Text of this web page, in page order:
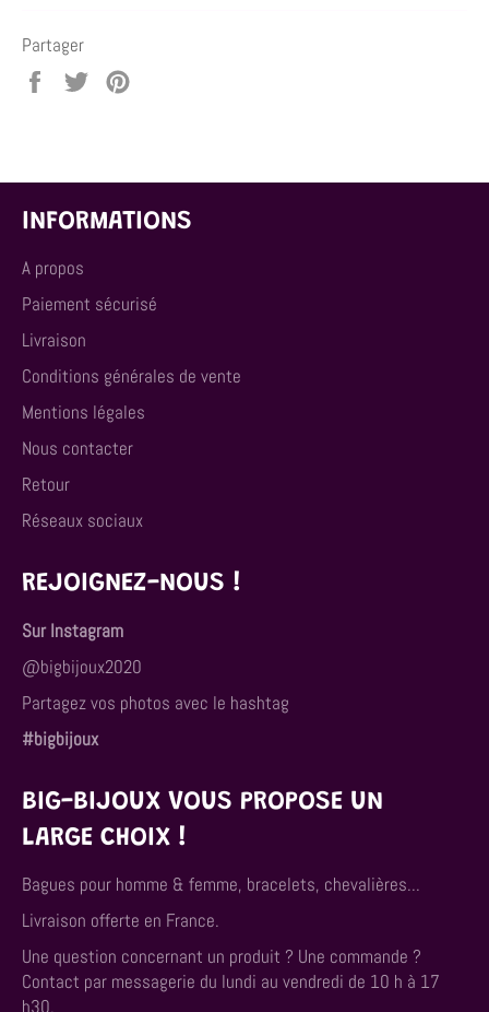
Partager
PartagerTweeter
INFORMATIONS
A propos
Paiement sécurisé
Livraison
Conditions générales de vente
Mentions légales
Nous contacter
Retour
Réseaux sociaux
REJOIGNEZ-NOUS !
Sur Instagram
@bigbijoux2020
Partagez vos photos avec le hashtag
#bigbijoux
BIG-BIJOUX VOUS PROPOSE UN
LARGE CHOIX !
Bagues pour homme & femme, bracelets, chevalières...
Livraison offerte en France.
Une question concernant un produit ? Une commande ?
Contact par messagerie du lundi au vendredi de 10 h à 17
h30.